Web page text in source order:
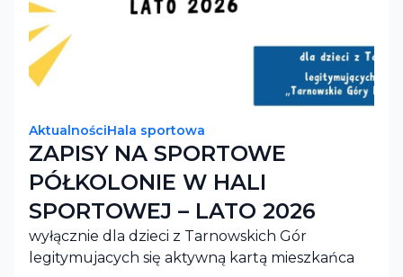
AktualnościHala sportowa
ZAPISY NA SPORTOWE
PÓŁKOLONIE W HALI
SPORTOWEJ – LATO 2026
wyłącznie dla dzieci z Tarnowskich Gór
legitymujacych się aktywną kartą mieszkańca